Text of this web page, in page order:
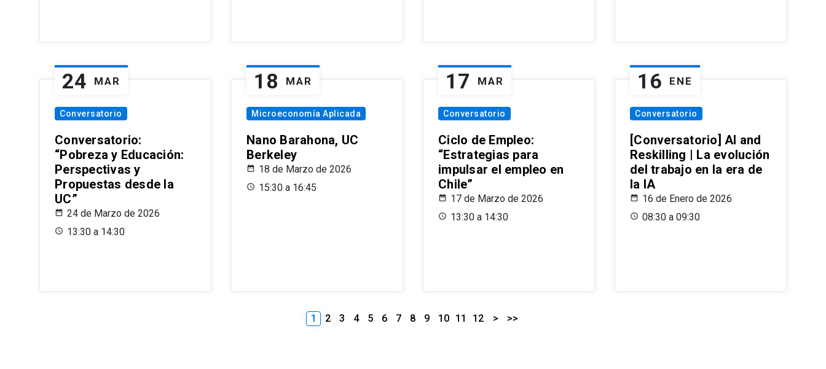
24 MAR
Conversatorio
Conversatorio:
“Pobreza y Educación:
Perspectivas y
Propuestas desde la
UC”
24 de Marzo de 2026
13:30 a 14:30
18 MAR
Microeconomía Aplicada
Nano Barahona, UC
Berkeley
18 de Marzo de 2026
15:30 a 16:45
17 MAR
Conversatorio
Ciclo de Empleo:
“Estrategias para
impulsar el empleo en
Chile”
17 de Marzo de 2026
13:30 a 14:30
16 ENE
Conversatorio
[Conversatorio] AI and
Reskilling | La evolución
del trabajo en la era de
la IA
16 de Enero de 2026
08:30 a 09:30
1 2 3 4 5 6 7 8 9 10 11 12 > >>